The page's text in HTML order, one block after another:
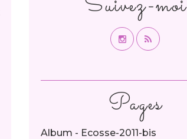
Pages
Album - Ecosse-2011-bis